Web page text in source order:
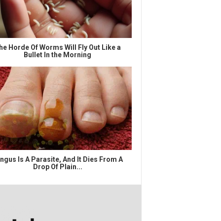
Horde Of Worms Will Fly Out Like a
Bullet In the Morning
Is A Parasite, And It Dies From A
Drop Of Plain...